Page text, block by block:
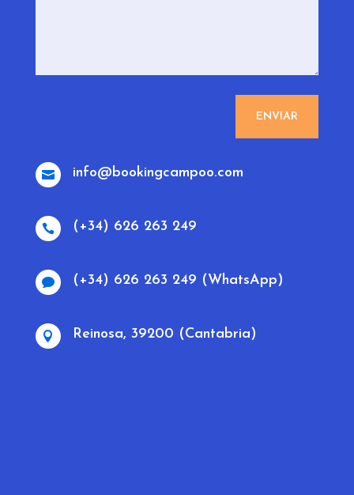
ENVIAR
 info@bookingcampoo.com
 (+34) 626 263 249
 (+34) 626 263 249 (WhatsApp)
 Reinosa, 39200 (Cantabria)